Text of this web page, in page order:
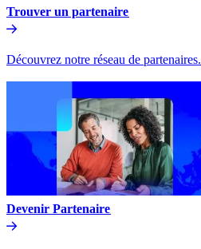
Trouver un partenaire​​
Découvrez notre réseau de partenaires.​​
Devenir Partenaire​​